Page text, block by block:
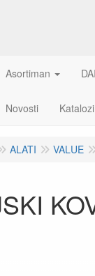
Asortiman
Novosti Katalozi
ALATI VALUE